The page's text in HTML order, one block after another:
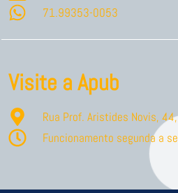
71.99353-0053
Visite a Apub
Rua Prof. Aristides Novis,
Funcionamento segunda a